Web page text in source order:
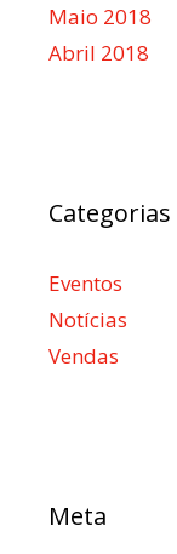
Maio 2018
Abril 2018
Categorias
Eventos
Notícias
Vendas
Meta